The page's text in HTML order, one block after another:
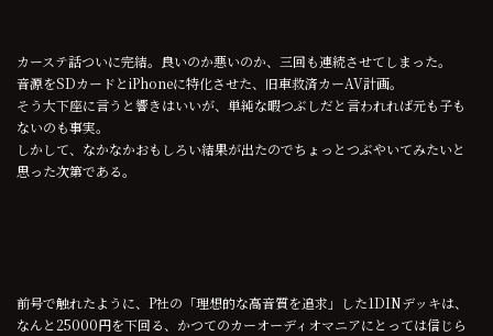
カーステ話ついに完結。良いのか悪いのか、三回も連続させてしまった。
音源をSDカードとiPhoneに特化させた、旧車救済カーAV計画。
そう大下座に言うと響きはいいが、単純な暇つぶしだと言われれば元も子も
ないのも事実。
しかして、なかなかおもしろい結果が出たのでちょっとつぶやいてみたいと
思った次第である。
前号で触れたように、P社の「理想的な高音質を追求」した1DINデッキは、
なんと25000円を下回る、かつてのカーオーディオマニアにとっては信じら